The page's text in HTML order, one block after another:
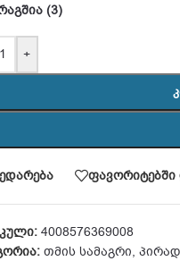
(3)
+
ფავორიტებში
4008576369008
თმის სამაგრი,